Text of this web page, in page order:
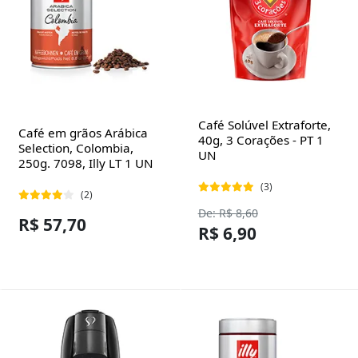
Café em grãos Arábica
Selection, Colombia,
250g. 7098, Illy LT 1 UN
(2)
R$ 57,70
Café Solúvel Extraforte,
40g, 3 Corações - PT 1
UN
(3)
De: R$ 8,60
R$ 6,90